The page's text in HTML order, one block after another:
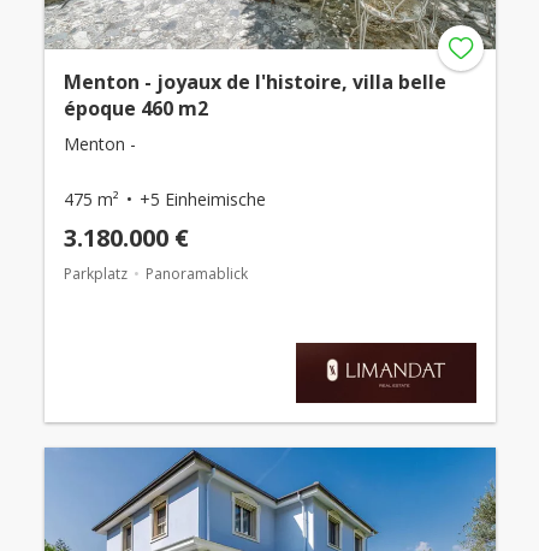
Menton - joyaux de l'histoire, villa belle
époque 460 m2
Menton -
475 m² +5 Einheimische
3.180.000 €
Parkplatz Panoramablick